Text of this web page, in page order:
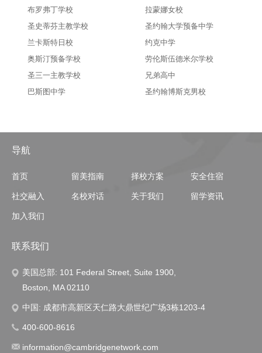
布罗弗丁学校
拉蒙娜女校
圣史蒂芬主教学校
圣约翰大学预备中学
兰卡斯特日校
约克中学
奥斯汀预备学校
劳伦斯伍德米尔学校
圣三一主教学校
兄弟高中
巴斯图中学
圣约翰博斯克男校
导航
首页 留美指南 择校方案 安全住宿
社交融入 名校对话 关于我们 留学资讯
加入我们
联系我们
美国总部: 101 Federal Street, Suite 1900,
Boston, MA 02110
中国: 成都市高新区天仁路大鼎世纪广场3栋1203-4
400-600-8616
information@cambridgenetwork.com